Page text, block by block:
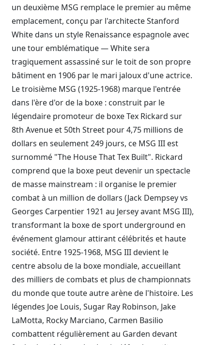
un deuxième MSG remplace le premier au même
emplacement, conçu par l'architecte Stanford
White dans un style Renaissance espagnole avec
une tour emblématique — White sera
tragiquement assassiné sur le toit de son propre
bâtiment en 1906 par le mari jaloux d'une actrice.
Le troisième MSG (1925-1968) marque l'entrée
dans l'ère d'or de la boxe : construit par le
légendaire promoteur de boxe Tex Rickard sur
8th Avenue et 50th Street pour 4,75 millions de
dollars en seulement 249 jours, ce MSG III est
surnommé "The House That Tex Built". Rickard
comprend que la boxe peut devenir un spectacle
de masse mainstream : il organise le premier
combat à un million de dollars (Jack Dempsey vs
Georges Carpentier 1921 au Jersey avant MSG III),
transformant la boxe de sport underground en
événement glamour attirant célébrités et haute
société. Entre 1925-1968, MSG III devient le
centre absolu de la boxe mondiale, accueillant
des milliers de combats et plus de championnats
du monde que toute autre arène de l'histoire. Les
légendes Joe Louis, Sugar Ray Robinson, Jake
LaMotta, Rocky Marciano, Carmen Basilio
combattent régulièrement au Garden devant